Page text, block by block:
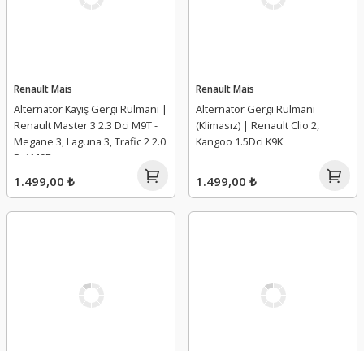
Renault Mais
Alternatör Kayış Gergi Rulmanı |
Renault Master 3 2.3 Dci M9T -
Megane 3, Laguna 3, Trafic 2 2.0
Dci M9R
1.499,00 ₺
Renault Mais
Alternatör Gergi Rulmanı
(Klimasız) | Renault Clio 2,
Kangoo 1.5Dci K9K
1.499,00 ₺